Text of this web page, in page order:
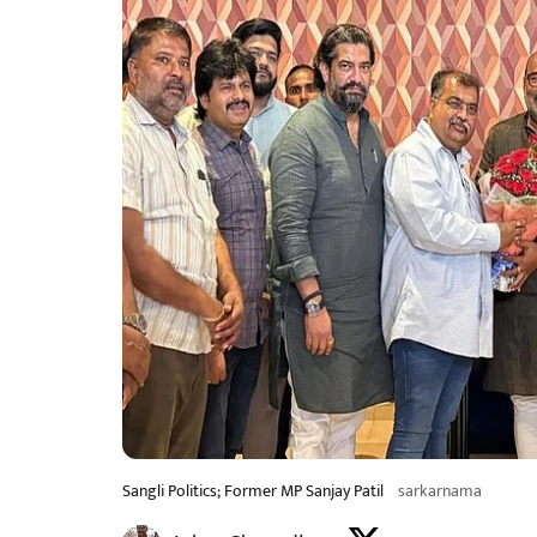
Sangli Politics; Former MP Sanjay Patil sarkarnama